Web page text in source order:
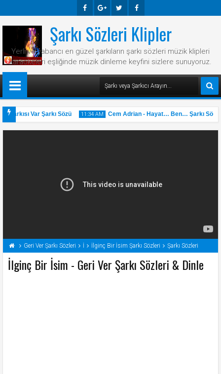
Ook E-
Plus
R Ook
Şarkı Sözleri Klipler
Yerli ve yabancı en güzel şarkıların şarkı sözleri müzik klipleri
karaokeleri eşliğinde müzik dinleme keyfini sizlere sunuyoruz.
Var Şarkı Sözü 11:34 AM
31 May
2025
Cem Adrian - Hayat… Ben… Şarkı Sözü
Geri Ver Şarkı Sözleri İ İlginç Bir İsim Şarkı Sözleri Şarkı Sözleri
İlginç Bir İsim - Geri Ver Şarkı Sözleri & Dinle